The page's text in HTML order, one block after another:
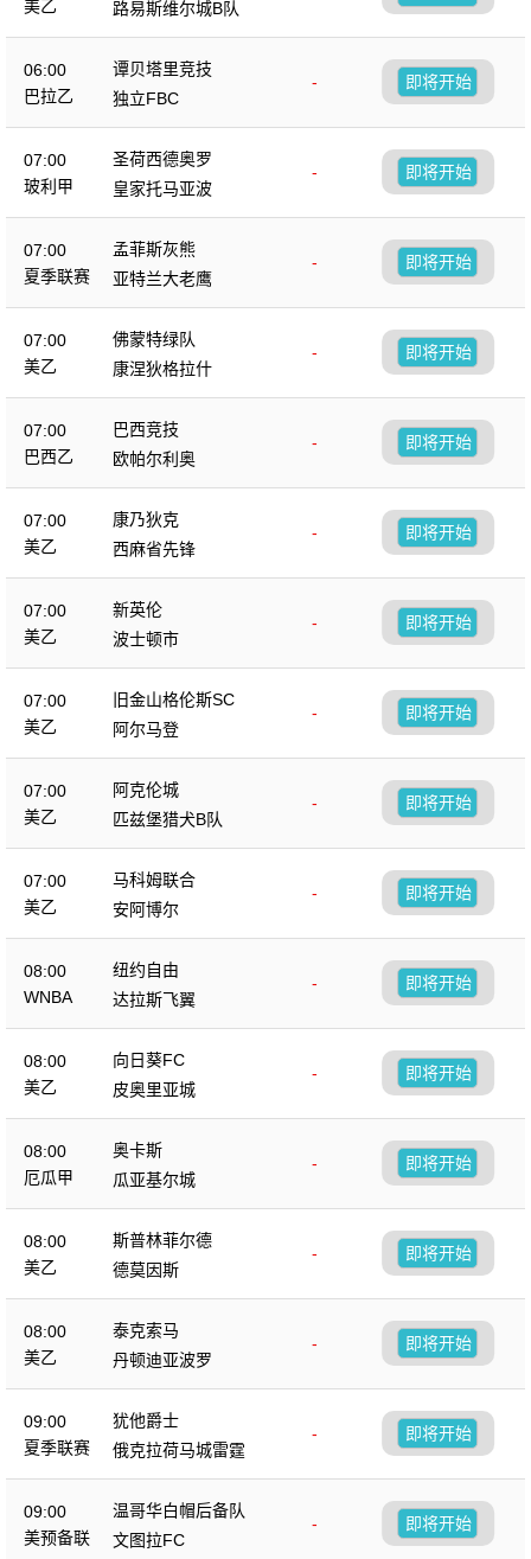
美乙
路易斯维尔城B队
06:00
巴拉乙
谭贝塔里竞技
-
独立FBC
即将开始
07:00
玻利甲
圣荷西德奥罗
-
皇家托马亚波
即将开始
07:00
夏季联赛
孟菲斯灰熊
-
亚特兰大老鹰
即将开始
07:00
美乙
佛蒙特绿队
-
康涅狄格拉什
即将开始
07:00
巴西乙
巴西竞技
-
欧帕尔利奥
即将开始
07:00
美乙
康乃狄克
-
西麻省先锋
即将开始
07:00
美乙
新英伦
-
波士顿市
即将开始
07:00
美乙
旧金山格伦斯SC
-
阿尔马登
即将开始
07:00
美乙
阿克伦城
-
匹兹堡猎犬B队
即将开始
07:00
美乙
马科姆联合
-
安阿博尔
即将开始
08:00
WNBA
纽约自由
-
达拉斯飞翼
即将开始
08:00
美乙
向日葵FC
-
皮奥里亚城
即将开始
08:00
厄瓜甲
奥卡斯
-
瓜亚基尔城
即将开始
08:00
美乙
斯普林菲尔德
-
德莫因斯
即将开始
08:00
美乙
泰克索马
-
丹顿迪亚波罗
即将开始
09:00
夏季联赛
犹他爵士
-
俄克拉荷马城雷霆
即将开始
09:00
美预备联
温哥华白帽后备队
-
文图拉FC
即将开始